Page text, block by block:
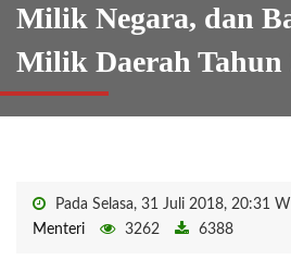
Milik Negara, dan
Milik Daerah Tahun
Pada Selasa, 31 Juli 2018, 20:31
Menteri
3262 6388